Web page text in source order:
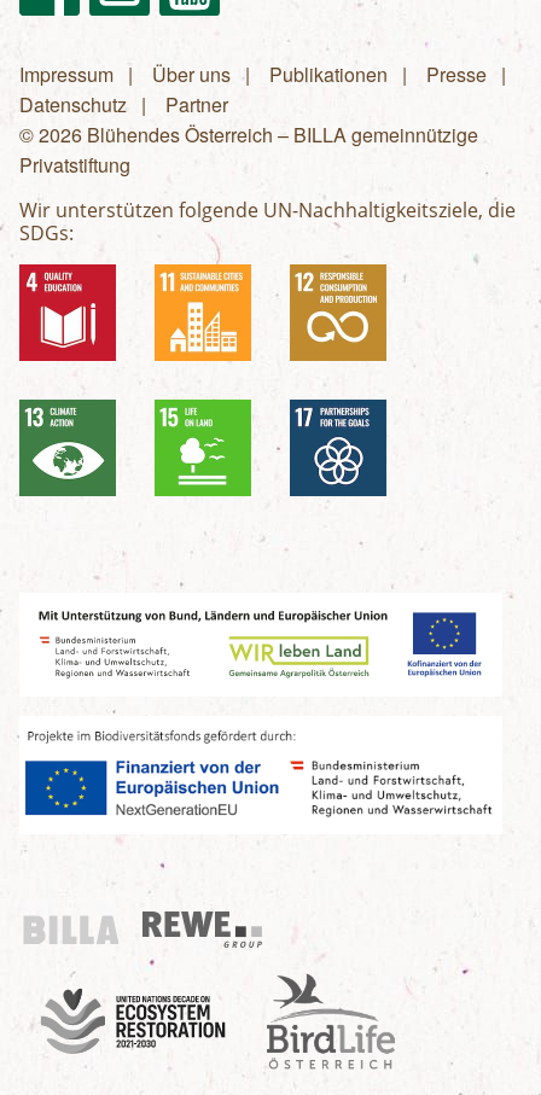
Fußzeilenmenü
Impressum Über uns Publikationen
Presse
Datenschutz
Partner
© 2026 Blühendes Österreich – BILLA gemeinnützige
Privatstiftung
Wir unterstützen folgende UN-Nachhaltigkeitsziele, die
SDGs:
Billa
REWE Group
UN Decade
Birdlife